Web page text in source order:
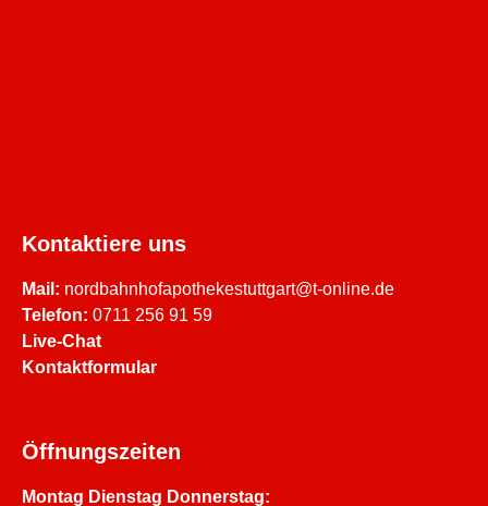
Kontaktiere uns
Mail: nordbahnhofapothekestuttgart@t-online.de
Telefon: 0711 256 91 59
Live-Chat
Kontaktformular
Öffnungszeiten
Montag Dienstag Donnerstag: